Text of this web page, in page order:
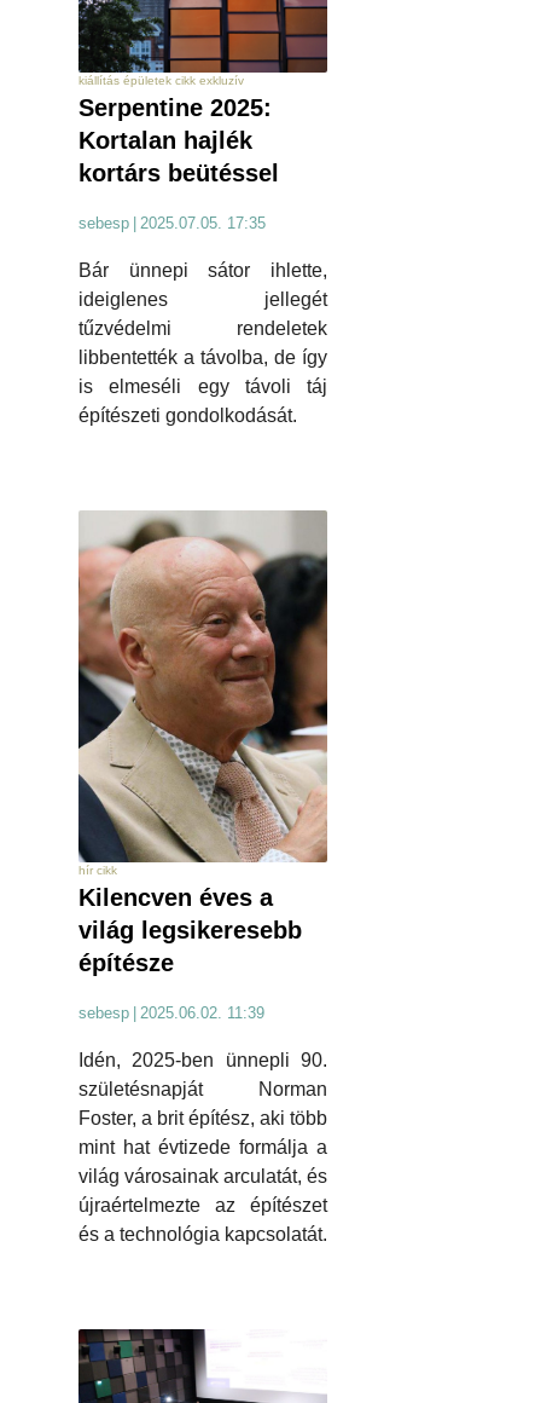
kiállítás épületek cikk exkluzív
Serpentine 2025:
Kortalan hajlék
kortárs beütéssel
sebesp | 2025.07.05. 17:35
Bár ünnepi sátor ihlette,
ideiglenes jellegét
tűzvédelmi rendeletek
libbentették a távolba, de így
is elmeséli egy távoli táj
építészeti gondolkodását.
hír cikk
Kilencven éves a
világ legsikeresebb
építésze
sebesp 2025.06.02. 11:39
Idén, 2025-ben ünnepli 90.
születésnapját Norman
Foster, a brit építész, aki több
mint hat évtizede formálja a
világ városainak arculatát, és
újraértelmezte az építészet
és a technológia kapcsolatát.